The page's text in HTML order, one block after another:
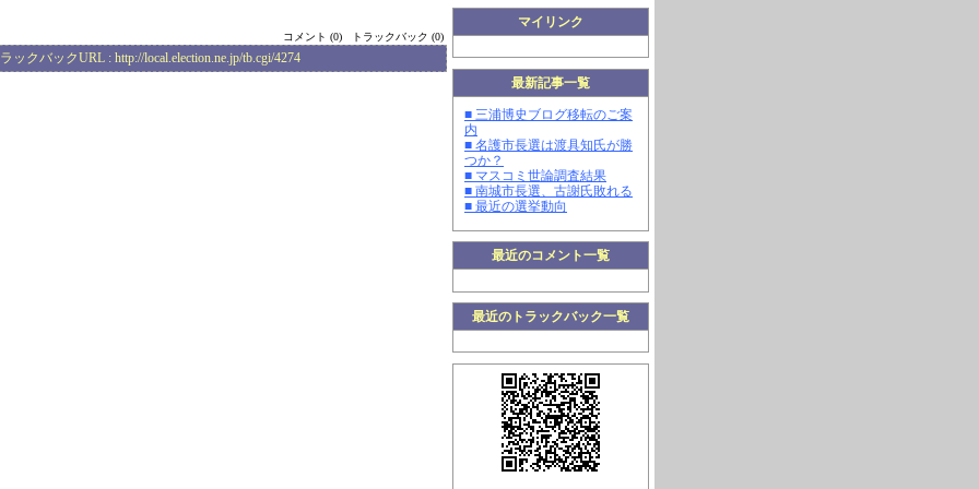
マイリンク
最新記事一覧
■ 三浦博史ブログ移転のご案
内
■ 名護市長選は渡具知氏が勝
つか？
■ マスコミ世論調査結果
■ 南城市長選、古謝氏敗れる
■ 最近の選挙動向
最近のコメント一覧
最近のトラックバック一覧
コメント (0) トラックバック (0)
ラックバックURL : http://local.election.ne.jp/tb.cgi/4274